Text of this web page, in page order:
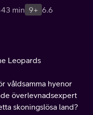
43 min 9+ 6.6
Leopards
våldsamma hyenor
överlevnadsexpert
skoningslösa land?